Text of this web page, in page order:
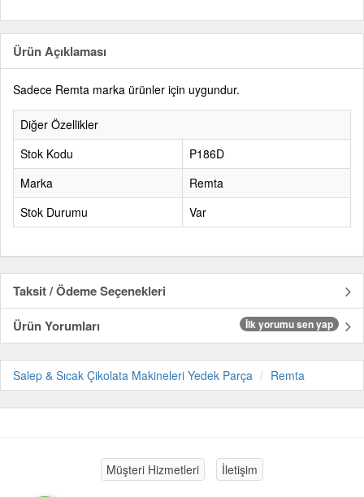
Ürün Açıklaması
Sadece Remta marka ürünler için uygundur.
Diğer Özellikler
Stok Kodu
P186D
Marka
Remta
Stok Durumu
Var
Taksit / Ödeme Seçenekleri
Ürün Yorumları
İlk yorumu sen yap
Salep & Sıcak Çikolata Makineleri Yedek Parça Remta
Müşteri Hizmetleri İletişim